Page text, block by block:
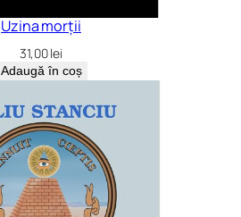
Uzina morții
31,00lei
Adaugă în coș